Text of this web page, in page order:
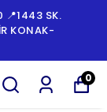
📍1443 SK.
KONAK-
0